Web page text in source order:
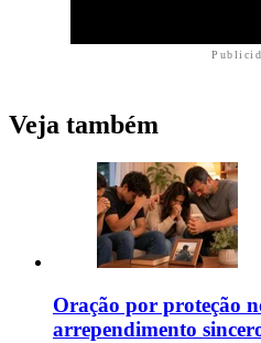
Veja também
Oração por proteção
arrependimento